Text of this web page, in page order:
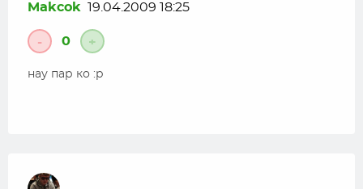
Makcok 19.04.2009 18:25
- 0 +
нау пар ко :p